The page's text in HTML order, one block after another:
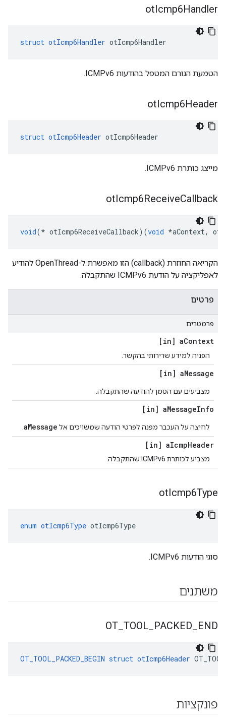
otIcmp6Handler
struct otIcmp6Handler otIcmp6Handler
הטמעת הגורם המטפל בהודעות ICMPv6.
otIcmp6Header
struct otIcmp6Header otIcmp6Header
מייצג כותרת ICMPv6.
otIcmp6ReceiveCallback
void(* otIcmp6ReceiveCallback)(void *aContext,
הקריאה החוזרת (callback) הזו מאפשרת ל-OpenThread להודיע
לאפליקציה על הודעת ICMPv6 שהתקבלה.
פרטים
פרמטרים
[in] aContext
הפניה למידע שרירותי בהקשר.
[in] aMessage
מצביעים עם הסמן להודעה שהתקבלה.
[in] aMessageInfo
לחיצה על העכבר מפנה לפרטי הודעה שמשויכים אל aMessage
[in] aIcmpHeader
מצביע לכותרת ICMPv6 שהתקבלה.
otIcmp6Type
enum otIcmp6Type otIcmp6Type
סוגי הודעות ICMPv6.
משתנים
OT TOOL PACKED END
OT_TOOL_PACKED_BEGIN struct otIcmp6Header
פונקציות